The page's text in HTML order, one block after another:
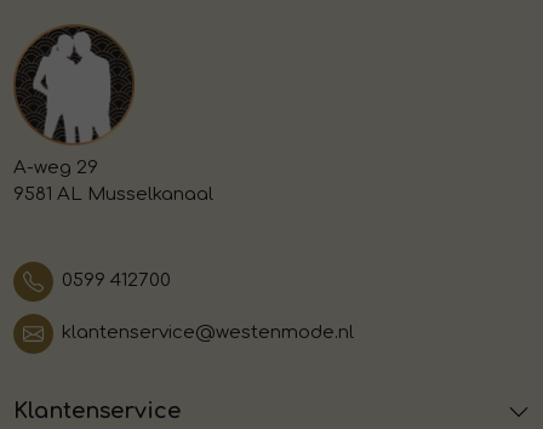
A-weg 29
9581 AL Musselkanaal
0599 412700
klantenservice@westenmode.nl
Klantenservice